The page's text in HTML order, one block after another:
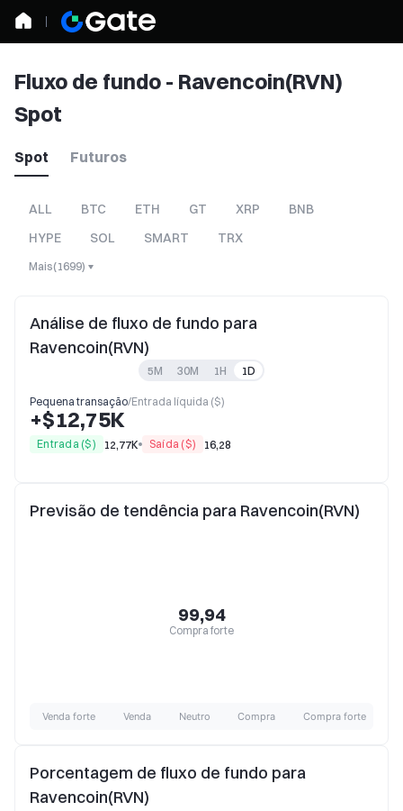
Fluxo de fundo - Ravencoin(RVN)
Spot
Spot Futuros
ALL BTC ETH GT XRP
BNB
HYPE
SOL SMART TRX
Mais(1699)
Análise de fluxo de fundo para
Ravencoin(RVN)
5M 30M 1H 1D
Pequena transação/Entrada líquida ($)
+$12,75K
Entrada ($) 12,77K Saída ($) 16,28
Previsão de tendência para Ravencoin(RVN)
99,94
Compra forte
Venda forte Venda Neutro Compra Compra forte
Porcentagem de fluxo de fundo para
Ravencoin(RVN)